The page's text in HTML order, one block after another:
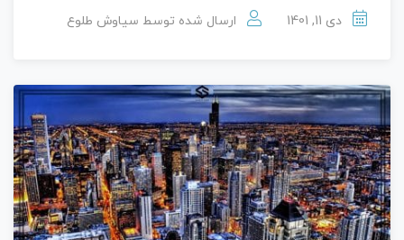
دی 11, 1401 ارسال شده توسط سیاوش طلوع